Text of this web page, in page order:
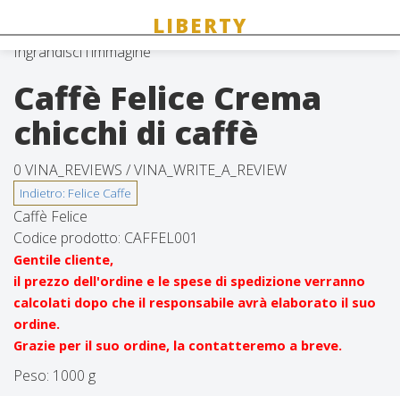
Ingrandisci l'immagine
Caffè Felice Crema
chicchi di caffè
0 VINA_REVIEWS /VINA_WRITE_A_REVIEW
Caffè Felice
Codice prodotto: CAFFEL001
Gentile cliente,
il prezzo dell'ordine e le spese di spedizione verranno
calcolati dopo che il responsabile avrà elaborato il suo
ordine.
Grazie per il suo ordine, la contatteremo a breve.
Peso: 1000 g